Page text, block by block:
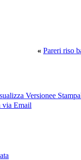
« Pareri riso
Versionee
via Email